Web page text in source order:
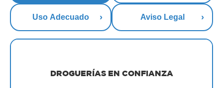
Uso Adecuado Aviso Legal
DROGUERÍAS EN CONFIANZA